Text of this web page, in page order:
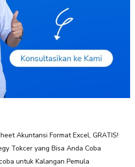
Akuntansi Format Excel, GRATIS!
Tokcer yang Bisa Anda Coba
untuk Kalangan Pemula